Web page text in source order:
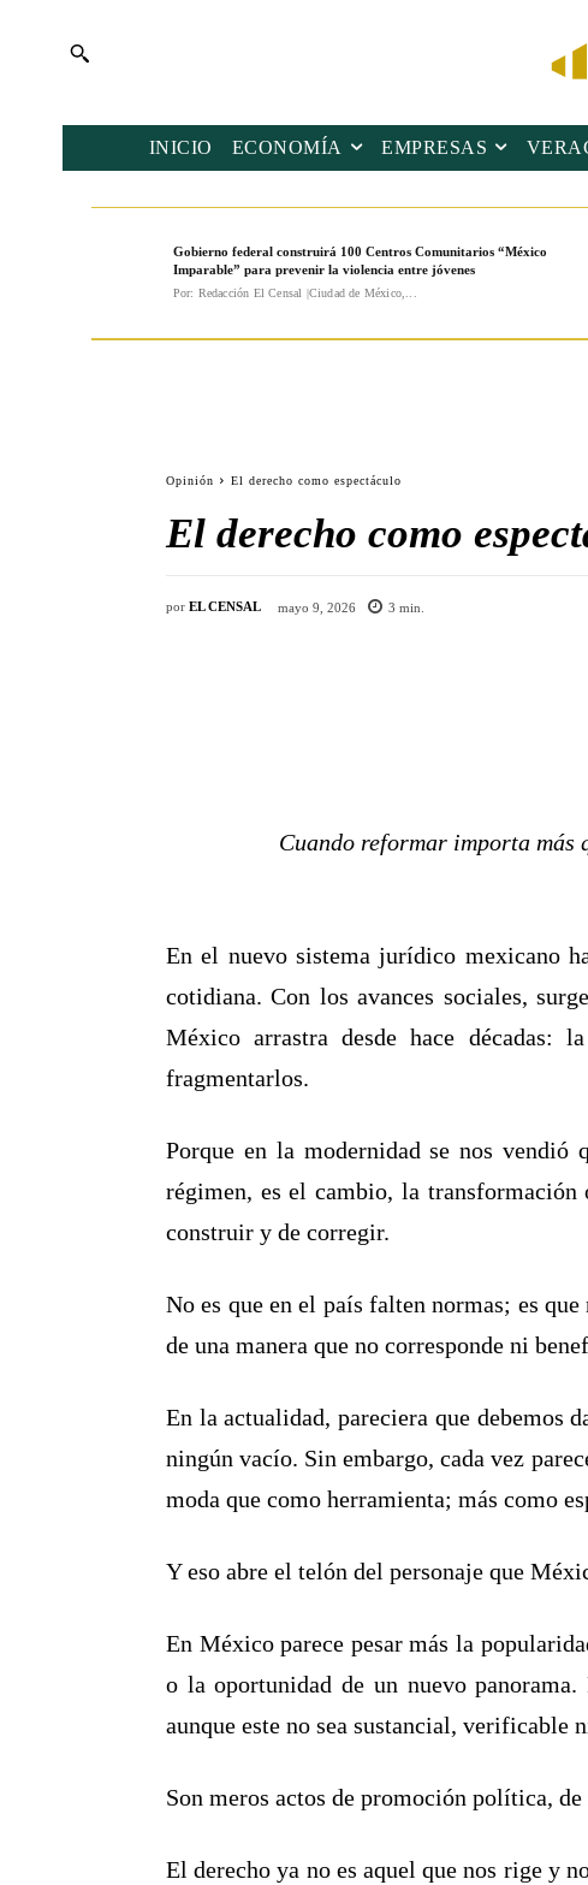
INICIO ECONOMÍA EMPRESAS
Gobierno federal construirá 100 Centros Comunitarios “México
Imparable” para prevenir la violencia entre jóvenes
Por: Redacción El Censal |Ciudad de México,...
Opinión El derecho como espectáculo
El derecho como
por EL CENSAL mayo 9, 2026 3 min.
Cuando reformar importa más
En el nuevo sistema jurídico mexicano
cotidiana. Con los avances sociales,
México arrastra desde hace décadas:
fragmentarlos.
Porque en la modernidad se nos vendió
régimen, es el cambio, la
construir y de corregir.
No es que en el país falten normas; es
de una manera que no corresponde ni
En la actualidad, pareciera que debemos
ningún vacío. Sin embargo, cada vez
moda que como herramienta; más como
Y eso abre el telón del personaje que
En México parece pesar más la
o la oportunidad de un nuevo
aunque este no sea sustancial, verificable
Son meros actos de promoción política,
El derecho ya no es aquel que nos rige y